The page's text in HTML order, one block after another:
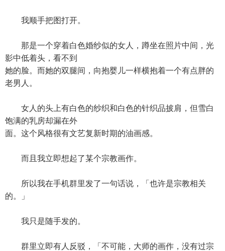
我顺手把图打开。
那是一个穿着白色婚纱似的女人，蹲坐在照片中间，光
影中低着头，看不到
她的脸。而她的双腿间，向抱婴儿一样横抱着一个有点胖的
老男人。
女人的头上有白色的纱织和白色的针织品披肩，但雪白
饱满的乳房却漏在外
面。这个风格很有文艺复新时期的油画感。
而且我立即想起了某个宗教画作。
所以我在手机群里发了一句话说，「也许是宗教相关
的。」
我只是随手发的。
群里立即有人反驳，「不可能，大师的画作，没有过宗